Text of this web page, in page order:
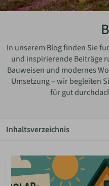
ÜBER UNS
ZUM
In unserem Blog finden Sie
und inspirierende Beiträge
Bauweisen und modernes
Umsetzung – wir begleiten
für gut
Inhaltsverzeichnis
Autarkie
Bauen Diy
Community